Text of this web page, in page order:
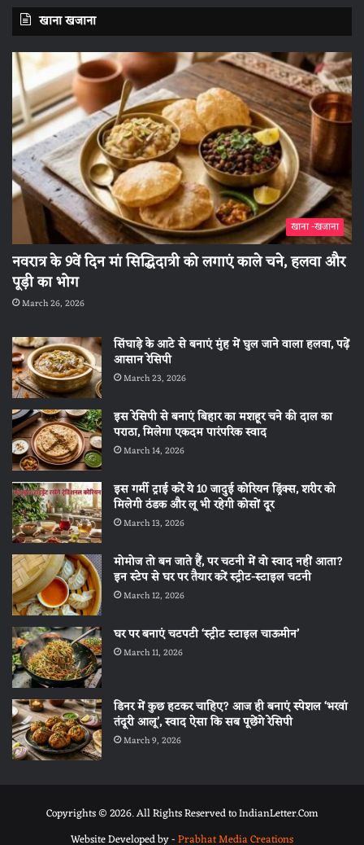
खाना खजाना
खाना -खजाना
नवरात्र के 9वें दिन मां सिद्धिदात्री को लगाएं काले चने, हलवा और
पूड़ी का भोग
March 26, 2026
सिंघाड़े के आटे से बनाएं मुंह में घुल जाने वाला हलवा, पढ़ें
आसान रेसिपी
March 23, 2026
इस रेसिपी से बनाएं बिहार का मशहूर चने की दाल का
पराठा, मिलेगा एकदम पारंपरिक स्वाद
March 14, 2026
इस गर्मी ट्राई करें ये 10 जादुई कोरियन ड्रिंक्स, शरीर को
मिलेगी ठंडक और लू भी रहेगी कोसों दूर
March 13, 2026
मोमोज तो बन जाते हैं, पर चटनी में वो स्वाद नहीं आता?
इन स्टेप से घर पर तैयार करें स्ट्रीट-स्टाइल चटनी
March 12, 2026
घर पर बनाएं चटपटी ‘स्ट्रीट स्टाइल चाऊमीन’
March 11, 2026
डिनर में कुछ हटकर चाहिए? आज ही बनाएं स्पेशल ‘भरवां
तंदूरी आलू’, स्वाद ऐसा कि सब पूछेंगे रेसिपी
March 9, 2026
Copyrights © 2026. All Rights Reserved to IndianLetter.Com
Website Developed by -Prabhat Media Creations